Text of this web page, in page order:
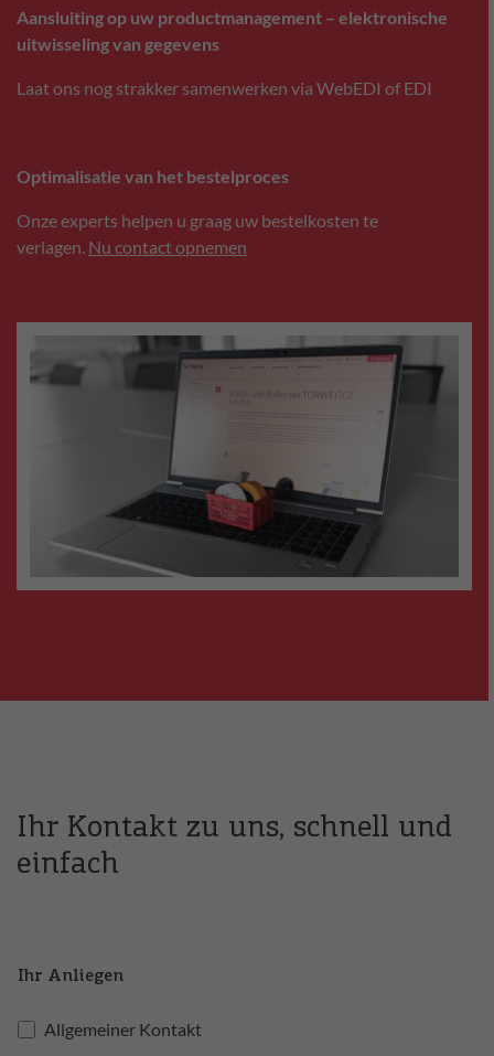
Aansluiting op uw productmanagement – elektronische
uitwisseling van gegevens
Laat ons nog strakker samenwerken via WebEDI of EDI
Optimalisatie van het bestelproces
Onze experts helpen u graag uw bestelkosten te
verlagen. Nu contact opnemen
Ihr Kontakt zu uns, schnell und
einfach
Ihr Anliegen
Allgemeiner Kontakt